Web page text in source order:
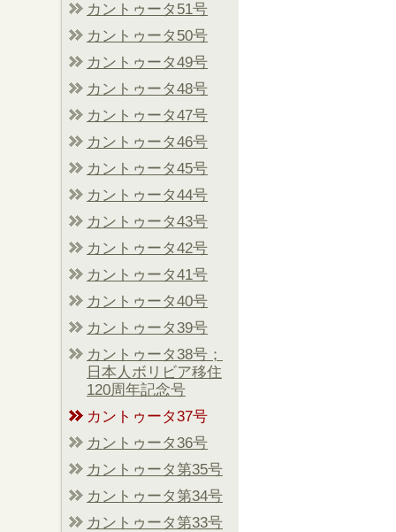
カントゥータ51号
カントゥータ50号
カントゥータ49号
カントゥータ48号
カントゥータ47号
カントゥータ46号
カントゥータ45号
カントゥータ44号
カントゥータ43号
カントゥータ42号
カントゥータ41号
カントゥータ40号
カントゥータ39号
カントゥータ38号；
日本人ボリビア移住
120周年記念号
カントゥータ37号
カントゥータ36号
カントゥータ第35号
カントゥータ第34号
カントゥータ第33号